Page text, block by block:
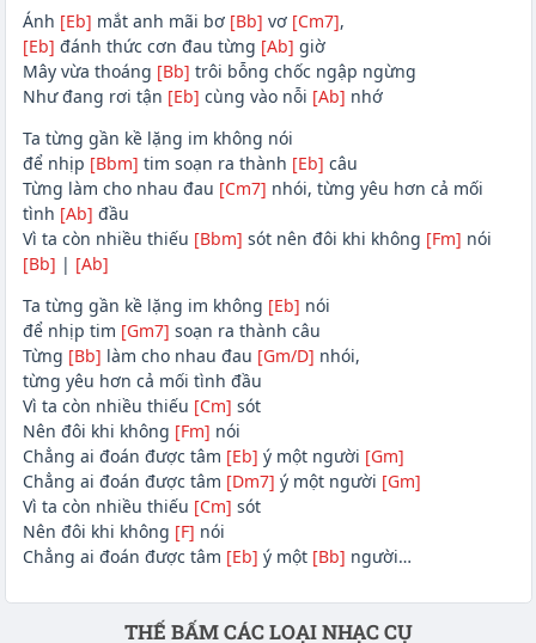
Ánh [Eb] mắt anh mãi bơ [Bb] vơ [Cm7],
[Eb] đánh thức cơn đau từng [Ab] giờ
Mây vừa thoáng [Bb] trôi bỗng chốc ngập ngừng
Như đang rơi tận [Eb] cùng vào nỗi [Ab] nhớ
Ta từng gần kề lặng im không nói
để nhịp [Bbm] tim soạn ra thành [Eb] câu
Từng làm cho nhau đau [Cm7] nhói, từng yêu hơn cả mối
tình [Ab] đầu
Vì ta còn nhiều thiếu [Bbm] sót nên đôi khi không [Fm] nói
[Bb] | [Ab]
Ta từng gần kề lặng im không [Eb] nói
để nhịp tim [Gm7] soạn ra thành câu
Từng [Bb] làm cho nhau đau [Gm/D] nhói,
từng yêu hơn cả mối tình đầu
Vì ta còn nhiều thiếu [Cm] sót
Nên đôi khi không [Fm] nói
Chẳng ai đoán được tâm [Eb] ý một người [Gm]
Chẳng ai đoán được tâm [Dm7] ý một người [Gm]
Vì ta còn nhiều thiếu [Cm] sót
Nên đôi khi không [F] nói
Chẳng ai đoán được tâm [Eb] ý một [Bb] người…
Phần nội dungTHẾ BẤM CÁC LOẠI NHẠC CỤ